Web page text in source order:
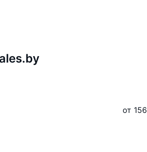
от 156